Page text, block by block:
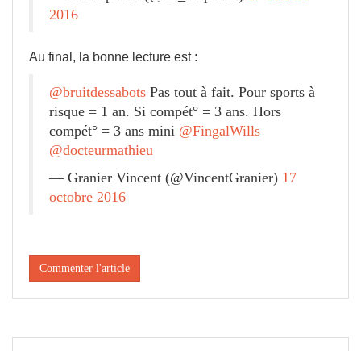
2016
Au final, la bonne lecture est :
@bruitdessabots Pas tout à fait. Pour sports à
risque = 1 an. Si compét° = 3 ans. Hors
compét° = 3 ans mini @FingalWills
@docteurmathieu
— Granier Vincent (@VincentGranier) 17
octobre 2016
Commenter l'article